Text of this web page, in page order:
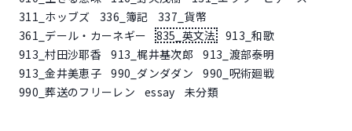
311_ホッブズ
336_簿記
337_貨幣
361_デール・カーネギー
835_英文法
913_和歌
913_村田沙耶香
913_梶井基次郎
913_渡部泰明
913_金井美恵子
990_ダンダダン
990_呪術廻戦
990_葬送のフリーレン
essay 未分類